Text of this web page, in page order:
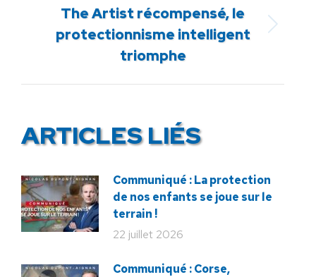
Article
suivant
:
The Artist récompensé, le
protectionnisme intelligent
triomphe
ARTICLES LIÉS
Communiqué : La protection
de nos enfants se joue sur le
terrain !
22 juillet 2026
Communiqué : Corse,